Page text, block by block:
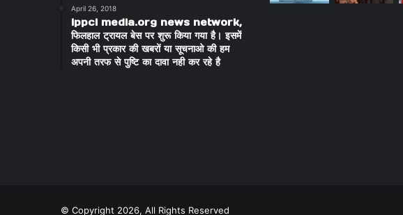
April 26, 2018
ippci media.org news network,
फिलहाल ट्रायल बेस पर शुरू किया गया है। इसमें
किसी भी प्रकार की खबरों या सूचनाओ की हम
अपनी तरफ से पुष्टि का दावा नही कर रहे है
© Copyright 2026, All Rights Reserved